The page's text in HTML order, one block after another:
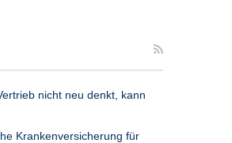
nicht neu denkt, kann
Krankenversicherung für